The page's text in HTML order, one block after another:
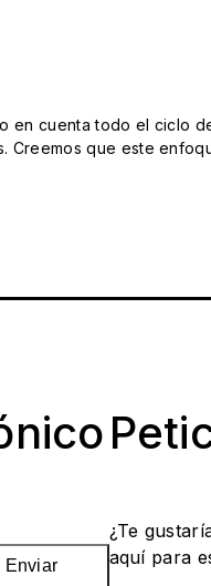
en cuenta todo el
que este
Enviar
¿Te
aquí para